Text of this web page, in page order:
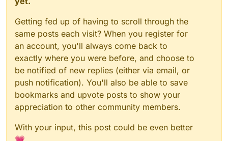
Getting fed up of having to scroll through the
same posts each visit? When you register for
an account, you'll always come back to
exactly where you were before, and choose to
be notified of new replies (either via email, or
push notification). You'll also be able to save
bookmarks and upvote posts to show your
appreciation to other community members.
With your input, this post could be even better